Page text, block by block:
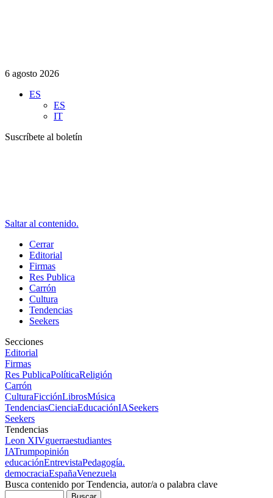
6 agosto 2026
ES
ES
IT
Suscríbete al boletín
Saltar al contenido.
Cerrar
Editorial
Firmas
Res Publica
Carrón
Cultura
Tendencias
Seekers
Secciones
Editorial
Firmas
Res PublicaPolíticaReligión
Carrón
CulturaFicciónLibrosMúsica
TendenciasCienciaEducaciónIASeekers
Seekers
Tendencias
Leon XIVguerraestudiantes
IATrumpopinión
educaciónEntrevistaPedagogía.
democraciaEspañaVenezuela
Busca contenido por Tendencia, autor/a o palabra clave